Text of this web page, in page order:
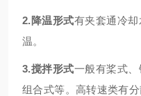
2.降温形式有夹套通冷
温。
3.搅拌形式一般有桨式
组合式等。高转速类有